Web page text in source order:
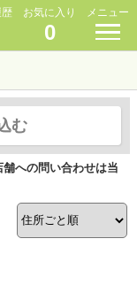
お気に入り
0
メニュー
む
への問い合わせは当